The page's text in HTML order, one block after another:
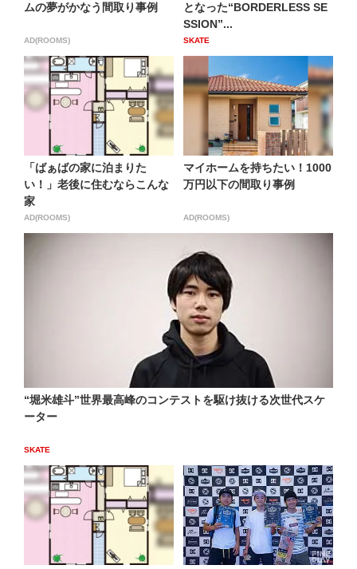
ムの夢がかなう間取り事例
AD(ROOMS)
となった“BORDERLESS SE
SSION”...
SKATE
「ばぁばの家に泊まりた
い！」老後に住むならこんな
家
AD(ROOMS)
マイホームを持ちたい！1000
万円以下の間取り事例
AD(ROOMS)
“堀米雄斗”世界最高峰のコンテストを駆け抜ける次世代スケ
ーター
SKATE